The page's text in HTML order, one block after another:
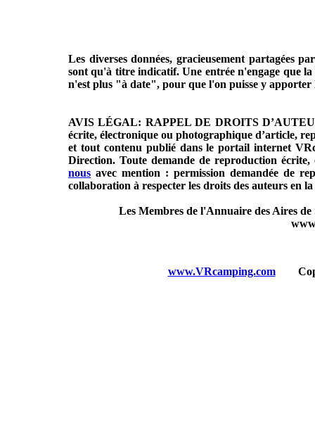
Les diverses données, gracieusement partagées
sont qu'à titre indicatif. Une entrée n'engage que
n'est plus "à date", pour que l'on puisse y apporter
AVIS LÉGAL: RAPPEL DE DROITS
écrite, électronique ou photographique d’article,
et tout contenu publié dans le portail internet
Direction. Toute demande de reproduction
nous avec mention : permission demandée de
collaboration à respecter les droits des auteurs en
Les Membres de l'Annuaire des Aires
www.VRcamping.com